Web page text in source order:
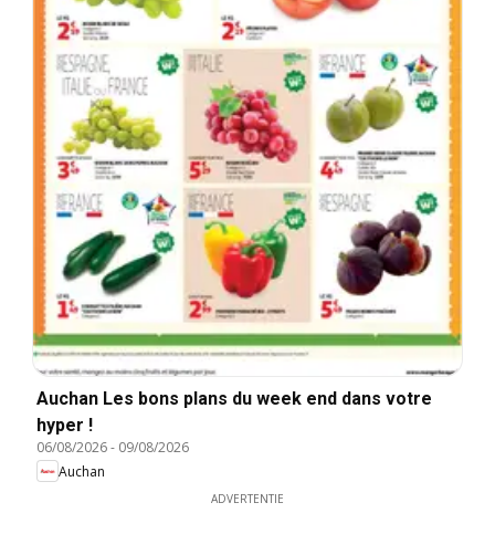
Auchan Les bons plans du week end dans votre
hyper !
06/08/2026- 09/08/2026
Auchan
ADVERTENTIE